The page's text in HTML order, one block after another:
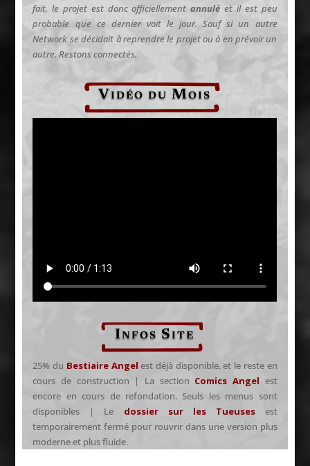
fait, le projet est donc officiellementannulé et il est peu
probable que ce dernier voit le jour. Sauf si un autre
Network se décidait à reprendre le projet ou à en prévoir un
autre. Restons connectés.
Vidéo du Mois
Infos Site
25% du Bestiaire Angel est déjà disponible, et le reste en
cours de construction | La section Comics Angel est
encore en cours de refondation. Seuls les menus sont
disponibles | Le dossier sur les Tueusesest
temporairement fermé pour rouvrir dans une version plus
moderne et plus fluide.